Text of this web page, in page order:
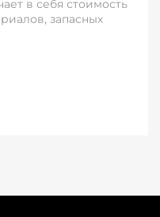
в себя стоимость
запасных